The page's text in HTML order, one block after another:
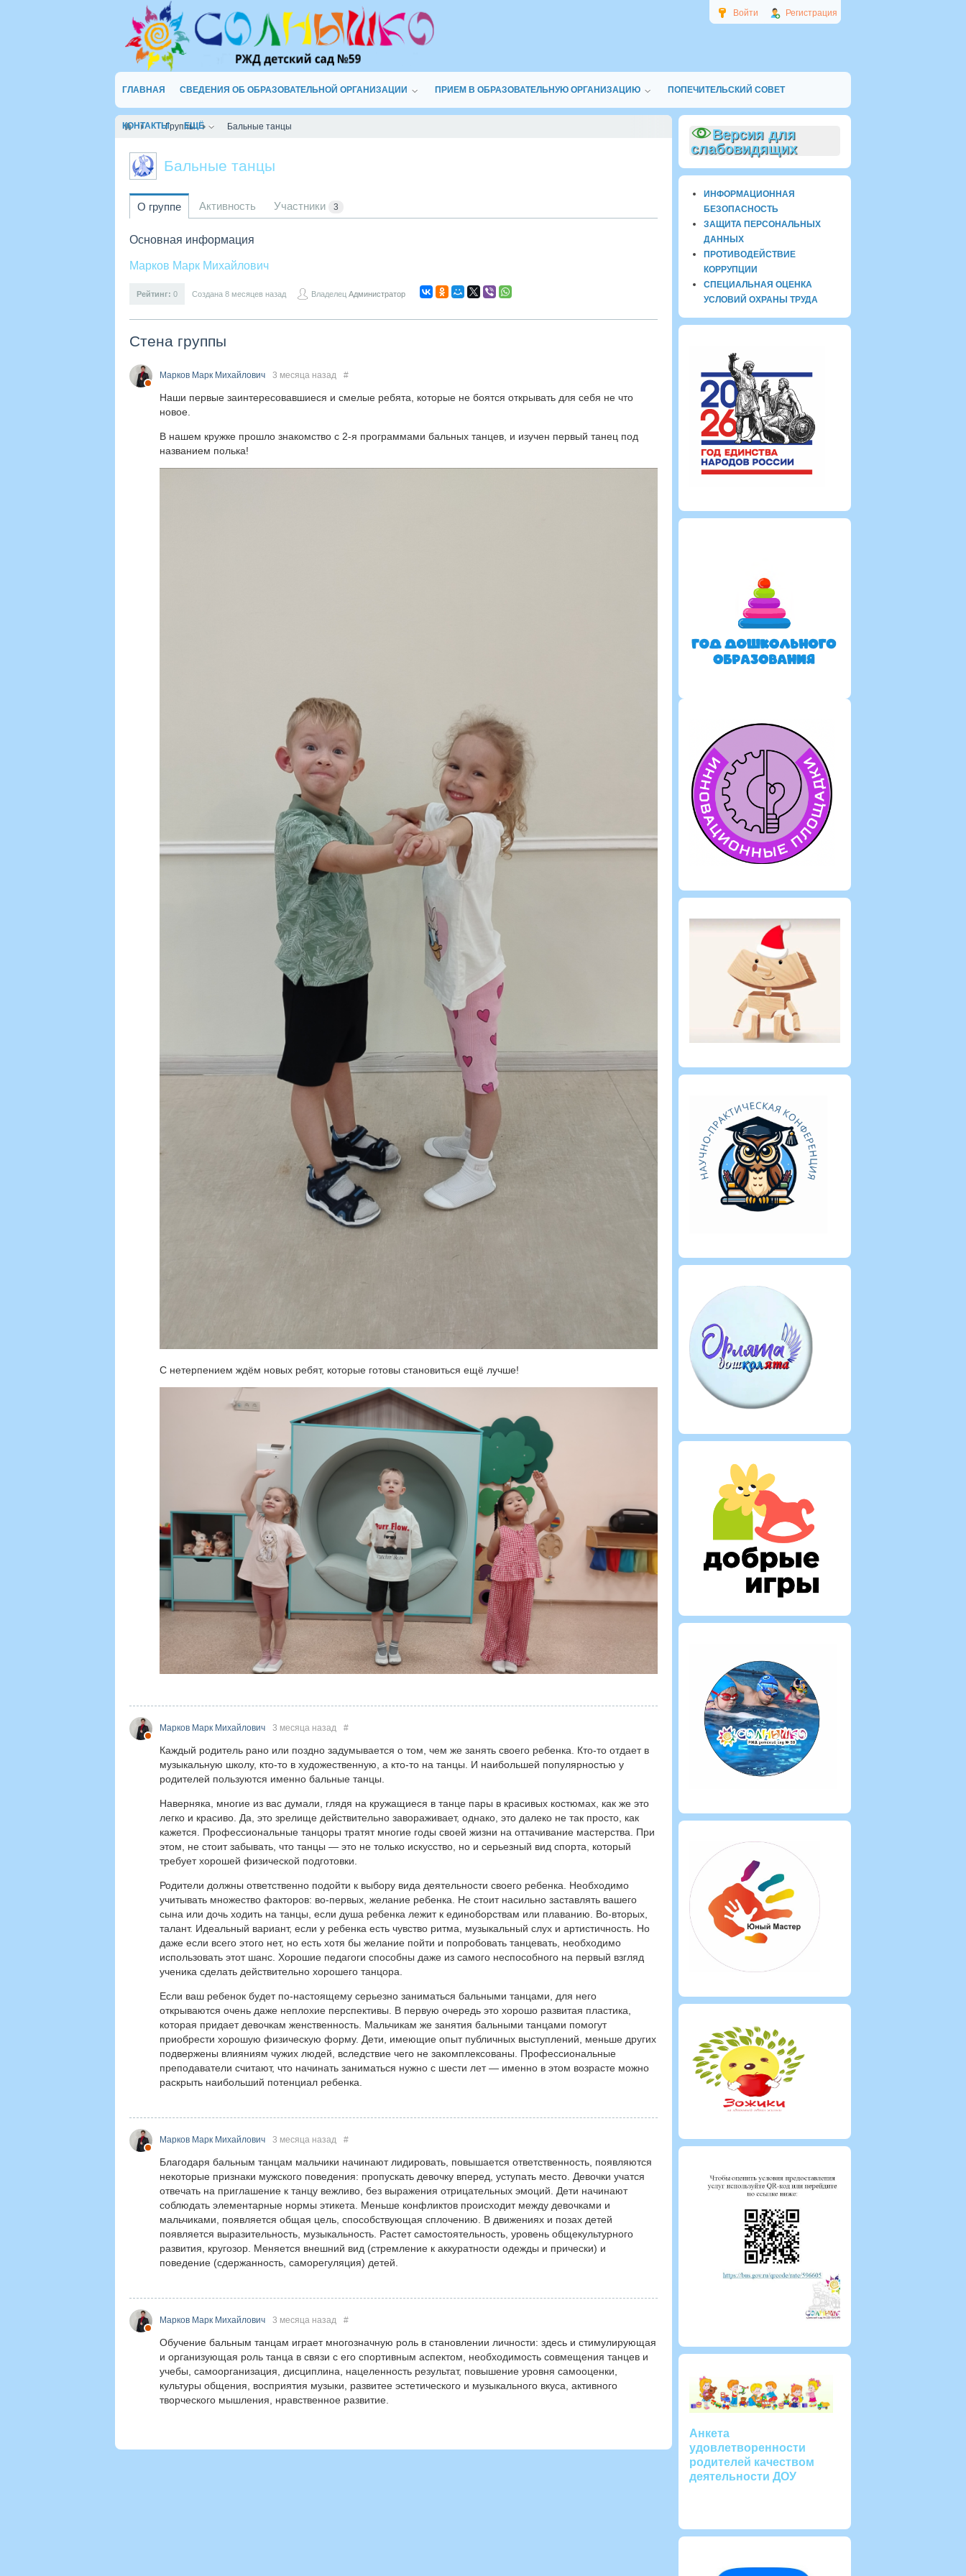
Войти Регистрация
ГЛАВНАЯ СВЕДЕНИЯ ОБ ОБРАЗОВАТЕЛЬНОЙ ОРГАНИЗАЦИИ ПРИЕМ В ОБРАЗОВАТЕЛЬНУЮ ОРГАНИЗАЦИЮ ПОПЕЧИТЕЛЬСКИЙ СОВЕТ
КОНТАКТЫ ЕЩЁ
Группы Бальные танцы
Бальные танцы
О группе Активность Участники 3
Основная информация
Марков Марк Михайлович
Рейтинг: 0 Создана 8 месяцев назад Владелец Администратор
Стена группы
Марков Марк Михайлович 3 месяца назад #
Наши первые заинтересовавшиеся и смелые ребята, которые не боятся открывать для себя не что
новое.
В нашем кружке прошло знакомство с 2-я программами бальных танцев, и изучен первый танец под
названием полька!
С нетерпением ждём новых ребят, которые готовы становиться ещё лучше!
Марков Марк Михайлович 3 месяца назад #
Каждый родитель рано или поздно задумывается о том, чем же занять своего ребенка. Кто-то отдает в
музыкальную школу, кто-то в художественную, а кто-то на танцы. И наибольшей популярностью у
родителей пользуются именно бальные танцы.
Наверняка, многие из вас думали, глядя на кружащиеся в танце пары в красивых костюмах, как же это
легко и красиво. Да, это зрелище действительно завораживает, однако, это далеко не так просто, как
кажется. Профессиональные танцоры тратят многие годы своей жизни на оттачивание мастерства. При
этом, не стоит забывать, что танцы — это не только искусство, но и серьезный вид спорта, который
требует хорошей физической подготовки.
Родители должны ответственно подойти к выбору вида деятельности своего ребенка. Необходимо
учитывать множество факторов: во-первых, желание ребенка. Не стоит насильно заставлять вашего
сына или дочь ходить на танцы, если душа ребенка лежит к единоборствам или плаванию. Во-вторых,
талант. Идеальный вариант, если у ребенка есть чувство ритма, музыкальный слух и артистичность. Но
даже если всего этого нет, но есть хотя бы желание пойти и попробовать танцевать, необходимо
использовать этот шанс. Хорошие педагоги способны даже из самого неспособного на первый взгляд
ученика сделать действительно хорошего танцора.
Если ваш ребенок будет по-настоящему серьезно заниматься бальными танцами, для него
открываются очень даже неплохие перспективы. В первую очередь это хорошо развитая пластика,
которая придает девочкам женственность. Мальчикам же занятия бальными танцами помогут
приобрести хорошую физическую форму. Дети, имеющие опыт публичных выступлений, меньше других
подвержены влияниям чужих людей, вследствие чего не закомплексованы. Профессиональные
преподаватели считают, что начинать заниматься нужно с шести лет — именно в этом возрасте можно
раскрыть наибольший потенциал ребенка.
Марков Марк Михайлович 3 месяца назад #
Благодаря бальным танцам мальчики начинают лидировать, повышается ответственность, появляются
некоторые признаки мужского поведения: пропускать девочку вперед, уступать место. Девочки учатся
отвечать на приглашение к танцу вежливо, без выражения отрицательных эмоций. Дети начинают
соблюдать элементарные нормы этикета. Меньше конфликтов происходит между девочками и
мальчиками, появляется общая цель, способствующая сплочению. В движениях и позах детей
появляется выразительность, музыкальность. Растет самостоятельность, уровень общекультурного
развития, кругозор. Меняется внешний вид (стремление к аккуратности одежды и прически) и
поведение (сдержанность, саморегуляция) детей.
Марков Марк Михайлович 3 месяца назад #
Обучение бальным танцам играет многозначную роль в становлении личности: здесь и стимулирующая
и организующая роль танца в связи с его спортивным аспектом, необходимость совмещения танцев и
учебы, самоорганизация, дисциплина, нацеленность результат, повышение уровня самооценки,
культуры общения, восприятия музыки, развитее эстетического и музыкального вкуса, активного
творческого мышления, нравственное развитие.
Версия для
слабовидящих
ИНФОРМАЦИОННАЯ
БЕЗОПАСНОСТЬ
ЗАЩИТА ПЕРСОНАЛЬНЫХ
ДАННЫХ
ПРОТИВОДЕЙСТВИЕ
КОРРУПЦИИ
СПЕЦИАЛЬНАЯ ОЦЕНКА
УСЛОВИЙ ОХРАНЫ ТРУДА
Анкета
удовлетворенности
родителей качеством
деятельности ДОУ